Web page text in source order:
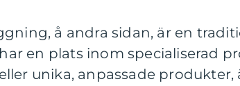
å andra sidan, är en
en plats inom specialiserad
unika, anpassade